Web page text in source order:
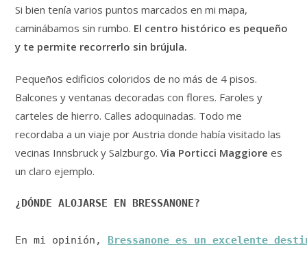
Si bien tenía varios puntos marcados en mi mapa,
caminábamos sin rumbo. El centro histórico es pequeño
y te permite recorrerlo sin brújula.
Pequeños edificios coloridos de no más de 4 pisos.
Balcones y ventanas decoradas con flores. Faroles y
carteles de hierro. Calles adoquinadas. Todo me
recordaba a un viaje por Austria donde había visitado las
vecinas Innsbruck y Salzburgo.Via Porticci Maggiore es
un claro ejemplo.
¿DÓNDE ALOJARSE EN BRESSANONE?
En mi opinión, Bressanone es un excelente